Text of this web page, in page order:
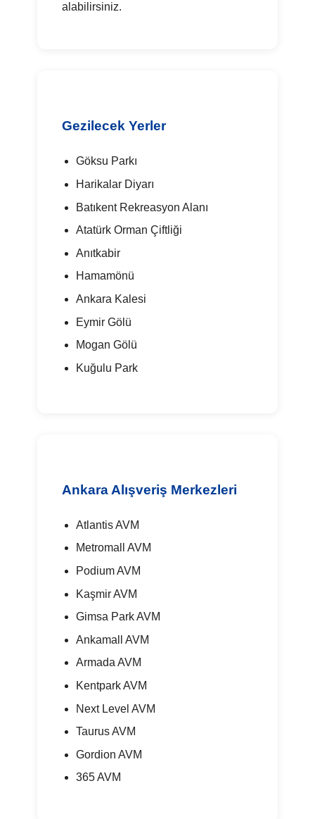
alabilirsiniz.
Gezilecek Yerler
Göksu Parkı
Harikalar Diyarı
Batıkent Rekreasyon Alanı
Atatürk Orman Çiftliği
Anıtkabir
Hamamönü
Ankara Kalesi
Eymir Gölü
Mogan Gölü
Kuğulu Park
Ankara Alışveriş Merkezleri
Atlantis AVM
Metromall AVM
Podium AVM
Kaşmir AVM
Gimsa Park AVM
Ankamall AVM
Armada AVM
Kentpark AVM
Next Level AVM
Taurus AVM
Gordion AVM
365 AVM